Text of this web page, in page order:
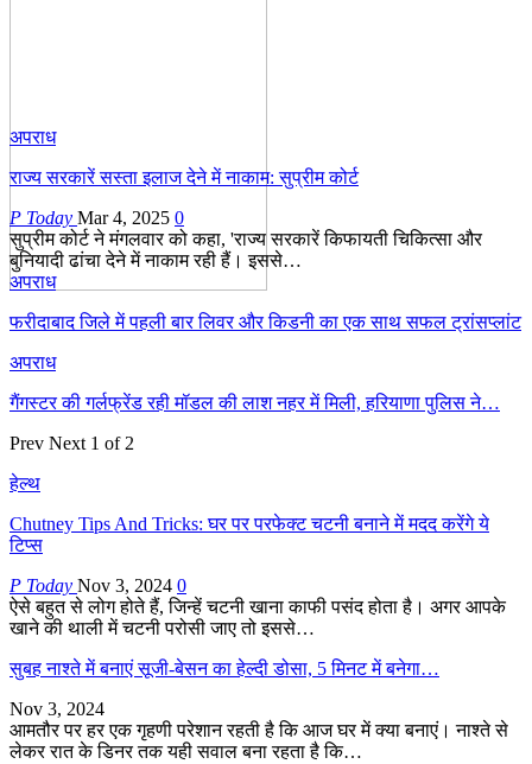
अपराध
राज्य सरकारें सस्ता इलाज देने में नाकाम: सुप्रीम कोर्ट
P Today Mar 4, 2025 0
सुप्रीम कोर्ट ने मंगलवार को कहा, 'राज्य सरकारें किफायती चिकित्सा और
बुनियादी ढांचा देने में नाकाम रही हैं। इससे…
अपराध
फरीदाबाद जिले में पहली बार लिवर और किडनी का एक साथ सफल ट्रांसप्लांट
अपराध
गैंगस्टर की गर्लफ्रेंड रही मॉडल की लाश नहर में मिली, हरियाणा पुलिस ने…
Prev Next 1 of 2
हेल्थ
Chutney Tips And Tricks: घर पर परफेक्ट चटनी बनाने में मदद करेंगे ये
टिप्स
P Today Nov 3, 2024 0
ऐसे बहुत से लोग होते हैं, जिन्हें चटनी खाना काफी पसंद होता है। अगर आपके
खाने की थाली में चटनी परोसी जाए तो इससे…
सुबह नाश्ते में बनाएं सूजी-बेसन का हेल्दी डोसा, 5 मिनट में बनेगा…
Nov 3, 2024
आमतौर पर हर एक गृहणी परेशान रहती है कि आज घर में क्या बनाएं। नाश्ते से
लेकर रात के डिनर तक यही सवाल बना रहता है कि…